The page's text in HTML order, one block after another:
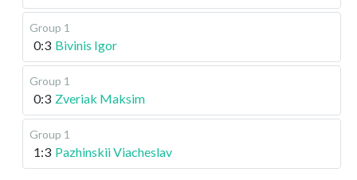
Group 1
0:3 Bivinis Igor
Group 1
0:3 Zveriak Maksim
Group 1
1:3 Pazhinskii Viacheslav